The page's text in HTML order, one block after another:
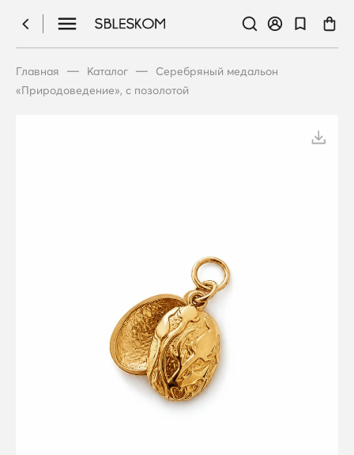
Главная — Каталог —
Серебряный медальон
«Природоведение», с позолотой